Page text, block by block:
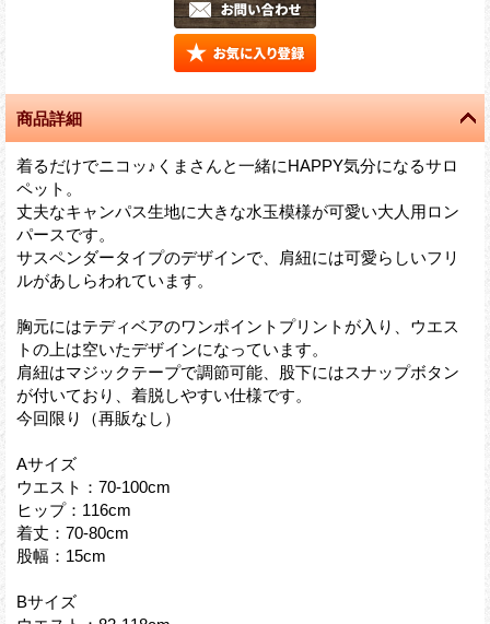
商品詳細
着るだけでニコッ♪くまさんと一緒にHAPPY気分になるサロ
ペット。
丈夫なキャンパス生地に大きな水玉模様が可愛い大人用ロン
パースです。
サスペンダータイプのデザインで、肩紐には可愛らしいフリ
ルがあしらわれています。
胸元にはテディベアのワンポイントプリントが入り、ウエス
トの上は空いたデザインになっています。
肩紐はマジックテープで調節可能、股下にはスナップボタン
が付いており、着脱しやすい仕様です。
今回限り（再販なし）
Aサイズ
ウエスト：70-100cm
ヒップ：116cm
着丈：70-80cm
股幅：15cm
Bサイズ